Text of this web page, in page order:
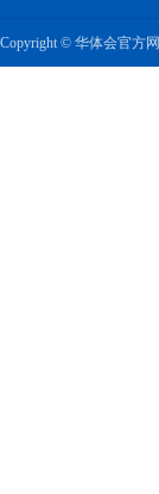
Copyright © 华体会官方